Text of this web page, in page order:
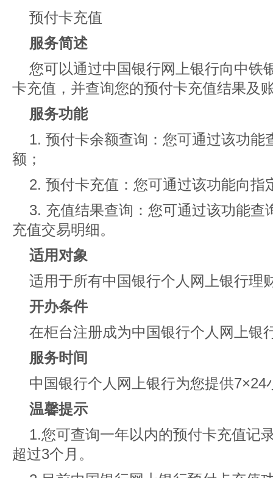
预付卡充值
服务简述
您可以通过中国银行网上银行向中铁
卡充值，并查询您的预付卡充值结果及
服务功能
1. 预付卡余额查询：您可通过该功能
额；
2. 预付卡充值：您可通过该功能向指
3. 充值结果查询：您可通过该功能查
充值交易明细。
适用对象
适用于所有中国银行个人网上银行理
开办条件
在柜台注册成为中国银行个人网上银
服务时间
中国银行个人网上银行为您提供7×24
温馨提示
1.您可查询一年以内的预付卡充值记
超过3个月。